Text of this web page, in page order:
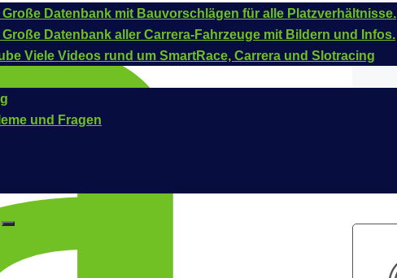
Große Datenbank mit Bauvorschlägen für alle Platzverhältnisse.
Große Datenbank aller Carrera-Fahrzeuge mit Bildern und Infos.
Viele Videos rund um SmartRace, Carrera und Slotracing
und Fragen